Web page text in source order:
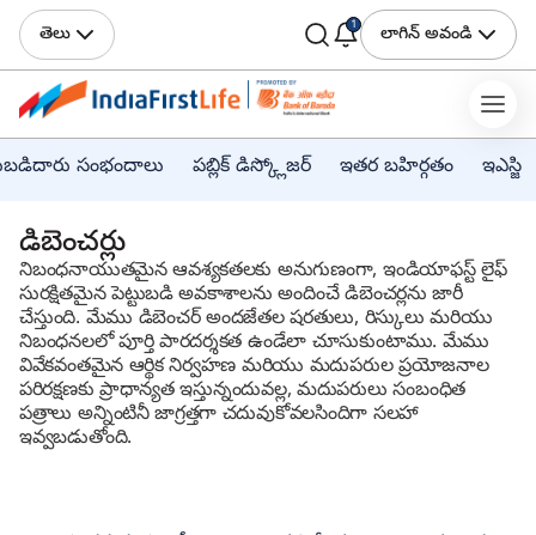
తెలు 1 లాగిన్ అవండి
సంభందాలు పబ్లిక్ డిస్క్లోజర్ ఇతర బహిర్గతం ఇఎస్జి
డిబెంచర్లు
నిబంధనాయుతమైన ఆవశ్యకతలకు అనుగుణంగా, ఇండియాఫస్ట్ లైఫ్
సురక్షితమైన పెట్టుబడి అవకాశాలను అందించే డిబెంచర్లను జారీ
చేస్తుంది. మేము డిబెంచర్ అందజేతల షరతులు, రిస్కులు మరియు
నిబంధనలలో పూర్తి పారదర్శకత ఉండేలా చూసుకుంటాము. మేము
వివేకవంతమైన ఆర్థిక నిర్వహణ మరియు మదుపరుల ప్రయోజనాల
పరిరక్షణకు ప్రాధాన్యత ఇస్తున్నందువల్ల, మదుపరులు సంబంధిత
పత్రాలు అన్నింటినీ జాగ్రత్తగా చదువుకోవలసిందిగా సలహా
ఇవ్వబడుతోంది.